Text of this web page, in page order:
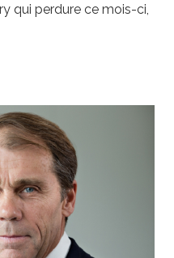
qui perdure ce mois-ci,